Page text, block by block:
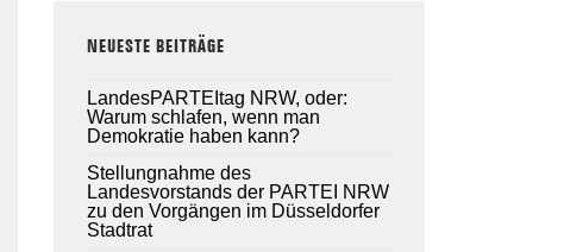
NEUESTE BEITRÄGE
LandesPARTEItag NRW, oder:
Warum schlafen, wenn man
Demokratie haben kann?
Stellungnahme des
Landesvorstands der PARTEI NRW
zu den Vorgängen im Düsseldorfer
Stadtrat